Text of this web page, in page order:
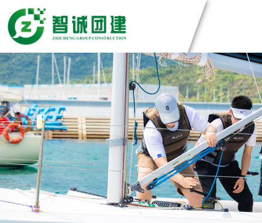
团建方案
主题团建系列
匠人制作系列
音乐释压系列
数字团建系列
文化赋能系列
组织运动系列
团建基地
深圳基地
广州基地
东莞基地
惠州基地
佛山基地
清远基地
河源基地
案例展示
创新科技公司
生产制造企业
银行保险证券
服务管理资询
学校培训机构
定制化方案
视频中心
智诚团队